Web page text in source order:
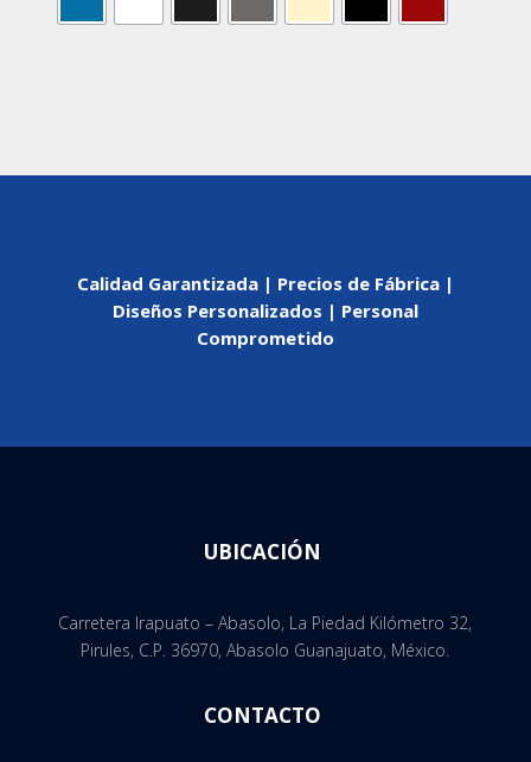
Calidad Garantizada | Precios de Fábrica |
Diseños Personalizados | Personal
Comprometido
UBICACIÓN
Carretera Irapuato – Abasolo, La Piedad Kilómetro 32,
Pirules, C.P. 36970, Abasolo Guanajuato, México.
CONTACTO